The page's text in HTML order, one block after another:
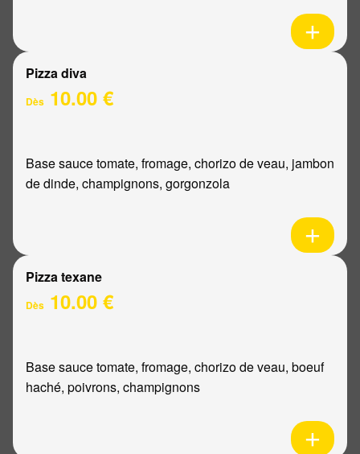
Pizza diva
Dès 10.00 €
Base sauce tomate, fromage, chorizo de veau, jambon
de dinde, champignons, gorgonzola
Pizza texane
Dès 10.00 €
Base sauce tomate, fromage, chorizo de veau, boeuf
haché, poivrons, champignons